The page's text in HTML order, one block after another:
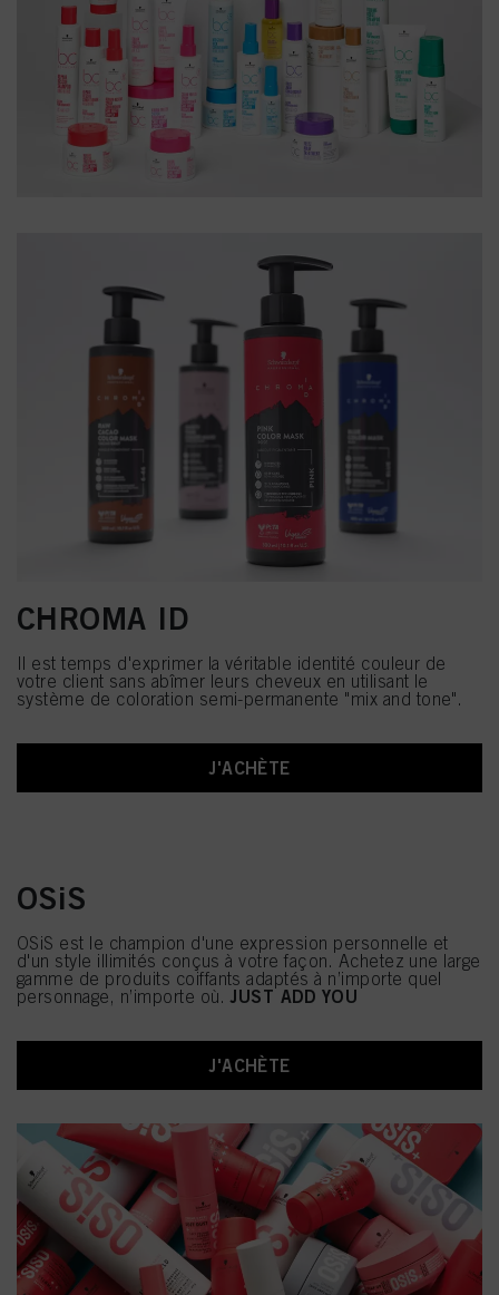
CHROMA ID
Il est temps d'exprimer la véritable identité couleur de
votre client sans abîmer leurs cheveux en utilisant le
système de coloration semi-permanente "mix and tone".
J'ACHÈTE
OSiS
OSiS est le champion d'une expression personnelle et
d'un style illimités conçus à votre façon. Achetez une large
gamme de produits coiffants adaptés à n’importe quel
personnage, n’importe où.JUST ADD YOU
J'ACHÈTE